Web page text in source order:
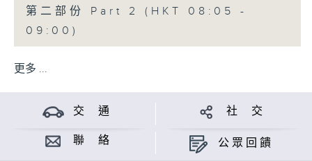
第二部份 Part 2 (HKT 08:05 -
09:00)
更多 ...
交 通 社 交
聯 絡 公眾回饋